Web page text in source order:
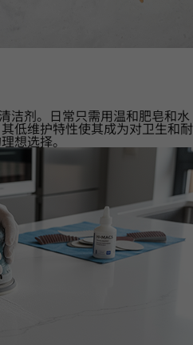
洁剂。日常只需用温和肥皂和水
低维护特性使其成为对卫生和耐
想选择。